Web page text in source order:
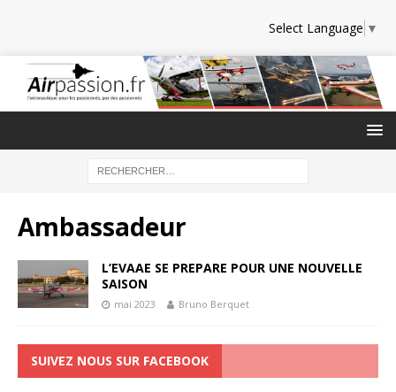
Select Language ▼
Ambassadeur
L’EVAAE SE PREPARE POUR UNE NOUVELLE
SAISON
mai 2023 Bruno Berquet
SUIVEZ NOUS SUR FACEBOOK